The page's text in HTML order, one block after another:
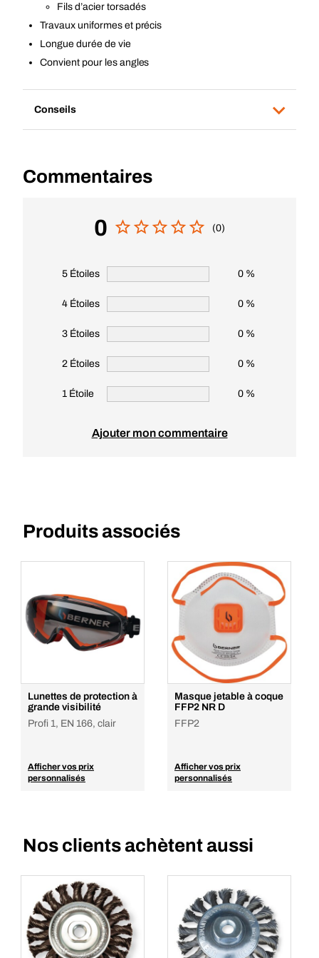
Fils d’acier torsadés
Travaux uniformes et précis
Longue durée de vie
Convient pour les angles
Conseils
Commentaires
0 (0)
5 Étoiles 0 %
4 Étoiles 0 %
3 Étoiles 0 %
2 Étoiles 0 %
1 Étoile 0 %
Ajouter mon commentaire
Produits associés
Lunettes de protection à
grande visibilité
Profi 1, EN 166, clair
Afficher vos prix
personnalisés
Masque jetable à coque
FFP2 NR D
FFP2
Afficher vos prix
personnalisés
Nos clients achètent aussi